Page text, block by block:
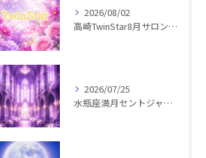
2026/08/02
高崎TwinStar8月サロンお知らせ
2026/07/25
水瓶座満月セントジャーメインGSVF遠隔お知らせ